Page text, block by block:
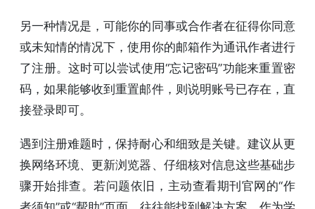
另一种情况是，可能你的同事或合作者在征得你同意
或未知情的情况下，使用你的邮箱作为通讯作者进行
了注册。这时可以尝试使用“忘记密码”功能来重置密
码，如果能够收到重置邮件，则说明账号已存在，直
接登录即可。
遇到注册难题时，保持耐心和细致是关键。建议从更
换网络环境、更新浏览器、仔细核对信息这些基础步
骤开始排查。若问题依旧，主动查看期刊官网的“作